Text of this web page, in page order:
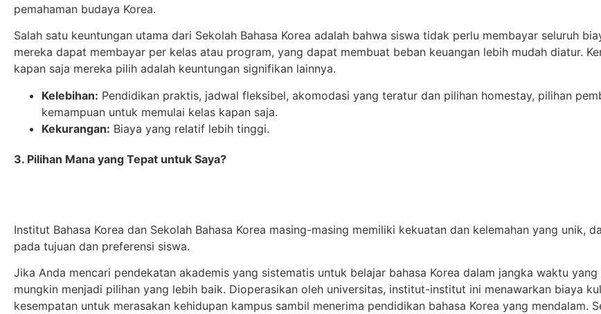
pemahaman budaya Korea.
Salah satu keuntungan utama dari Sekolah Bahasa Korea adalah bahwa siswa tidak perlu membayar seluruh
mereka dapat membayar per kelas atau program, yang dapat membuat beban keuangan lebih mudah diatur.
kapan saja mereka pilih adalah keuntungan signifikan lainnya.
Kelebihan: Pendidikan praktis, jadwal fleksibel, akomodasi yang teratur dan pilihan homestay, pilihan
kemampuan untuk memulai kelas kapan saja.
Kekurangan: Biaya yang relatif lebih tinggi.
3. Pilihan Mana yang Tepat untuk Saya?
Institut Bahasa Korea dan Sekolah Bahasa Korea masing-masing memiliki kekuatan dan kelemahan yang unik,
pada tujuan dan preferensi siswa.
Jika Anda mencari pendekatan akademis yang sistematis untuk belajar bahasa Korea dalam jangka waktu
mungkin menjadi pilihan yang lebih baik. Dioperasikan oleh universitas, institut-institut ini menawarkan biaya
kesempatan untuk merasakan kehidupan kampus sambil menerima pendidikan bahasa Korea yang mendalam.